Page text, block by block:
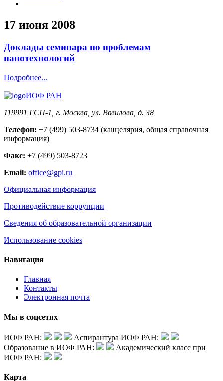
17 июня 2008
Доклады семинара по проблемам
нанотехнологий
Подробнее...
ИОФ РАН
119991 ГСП-1, г. Москва, ул. Вавилова, д. 38
Телефон: +7 (499) 503-8734 (канцелярия, общая справочная
информация)
Факс: +7 (499) 503-8723
Email: office@gpi.ru
Официальная информация
Противодействие коррупции
Сведения об образовательной организации
Использование cookies
Навигация
Главная
Контакты
Электронная почта
Мы в соцсетях
ИОФ РАН:
Аспирантура ИОФ РАН:
Образование в ИОФ РАН:
Академический класс при
ИОФ РАН:
Карта